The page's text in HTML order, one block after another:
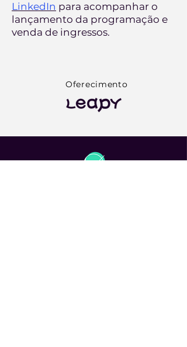
LinkedIn para acompanhar o
lançamento da programação e
venda de ingressos.
Oferecimento